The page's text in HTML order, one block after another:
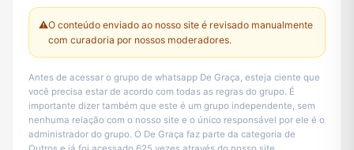
⚠️O conteúdo enviado ao nosso site é revisado manualmente
com curadoria por nossos moderadores.
Antes de acessar o grupo de whatsapp De Graça, esteja ciente que
você precisa estar de acordo com todas as regras do grupo. É
importante dizer também que este é um grupo independente, sem
nenhuma relação com o nosso site e o único responsável por ele é o
administrador do grupo. O De Graça faz parte da categoria de